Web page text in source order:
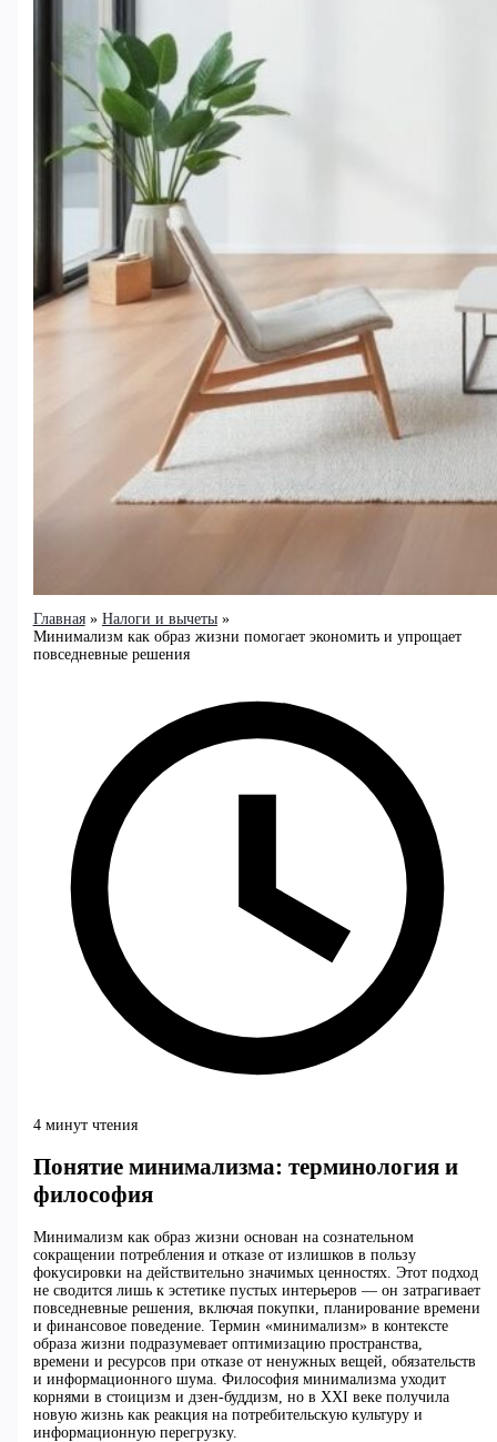
Главная
Налоги и вычеты
Минимализм как образ жизни помогает экономить и упрощает
повседневные решения
4 минут чтения
Понятие минимализма: терминология и
философия
Минимализм как образ жизни основан на сознательном
сокращении потребления и отказе от излишков в пользу
фокусировки на действительно значимых ценностях. Этот подход
не сводится лишь к эстетике пустых интерьеров — он затрагивает
повседневные решения, включая покупки, планирование времени
и финансовое поведение. Термин «минимализм» в контексте
образа жизни подразумевает оптимизацию пространства,
времени и ресурсов при отказе от ненужных вещей, обязательств
и информационного шума. Философия минимализма уходит
корнями в стоицизм и дзен-буддизм, но в XXI веке получила
новую жизнь как реакция на потребительскую культуру и
информационную перегрузку.